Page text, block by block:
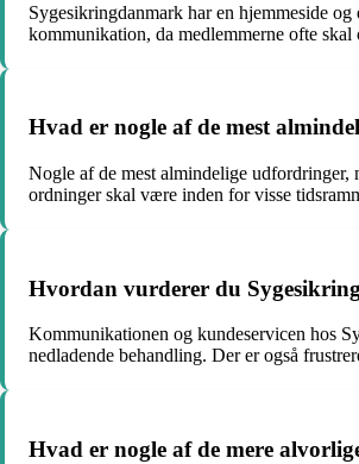
Sygesikringdanmark har en hjemmeside
kommunikation, da medlemmerne ofte
Hvad er nogle af de mest
Nogle af de mest almindelige udfordringer,
ordninger skal være inden for visse
Hvordan vurderer du
Kommunikationen og kundeservicen hos
nedladende behandling. Der er også
Hvad er nogle af de mere